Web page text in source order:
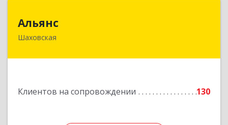
Альянс
Шаховская
Клиентов на сопровождении 130
143700, Московская обл, Шаховской р-н,